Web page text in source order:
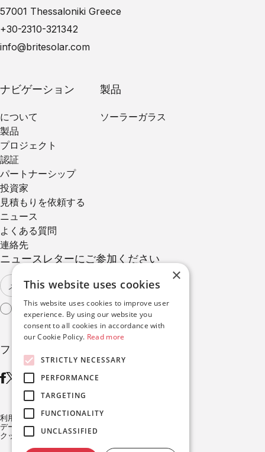
57001 Thessaloniki Greece
+30-2310-321342
info@britesolar.com
ナビゲーション
について
製品
プロジェクト
認証
パートナーシップ
投資家
見積もりを依頼する
ニュース
よくある質問
連絡先
製品
ソーラーガラス
ニュースレターにご参加ください
利用規約 に同意する
フォローする
利用規約
データ保護
クッキーポリシー
×
This website uses cookies
This website uses cookies to improve user
experience. By using our website you
consent to all cookies in accordance with
our Cookie Policy. Read more
STRICTLY NECESSARY
PERFORMANCE
TARGETING
FUNCTIONALITY
UNCLASSIFIED